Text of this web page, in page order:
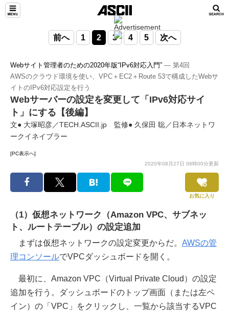
前へ 1 2 3 4 5 次へ
Webサイト管理者のための2020年版“IPv6対応入門” ― 第4回
AWSのクラウド環境を使い、VPC＋EC2＋Route 53で構成したWebサ
イトのIPv6対応設定を行う
Webサーバーの設定を変更して「IPv6対応サイ
ト」にする【後編】
文● 大塚昭彦／TECH.ASCII.jp 監修● 久保田 聡／日本ネットワ
ークイネイブラー
[PC表示へ]
2020年08月27日 08時00分更新
お気に入り
（1）仮想ネットワーク（Amazon VPC、サブネッ
ト、ルートテーブル）の設定追加
まずは仮想ネットワークの設定変更からだ。 AWSの管
理コンソールでVPCダッシュボードを開く。
最初に、Amazon VPC（Virtual Private Cloud）の設定
追加を行う。ダッシュボードのトップ画面（または左ペ
イン）の「VPC」をクリックし、一覧から該当するVPC